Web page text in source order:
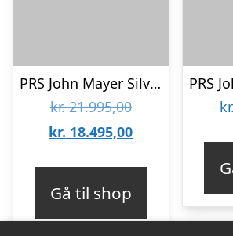
PRS John Mayer Silver Sky MPL Polar Blue – El-guitar
kr.21.995,00Den
oprindelige
kr. 21.995,00.
kr. 18.495,00Den
Gå til shop
kr.